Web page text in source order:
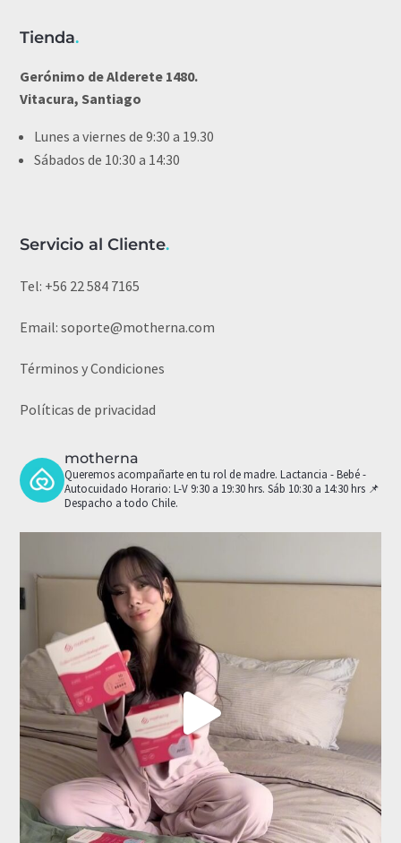
Tienda.
Gerónimo de Alderete 1480.
Vitacura, Santiago
Lunes a viernes de 9:30 a 19.30
Sábados de 10:30 a 14:30
Servicio al Cliente.
Tel: +56 22 584 7165
Email:soporte@motherna.com
Términos y Condiciones
Políticas de privacidad
motherna
Queremos acompañarte en tu rol de madre. Lactancia - Bebé -
Autocuidado Horario: L-V 9:30 a 19:30 hrs. Sáb 10:30 a 14:30 hrs 📌
Despacho a todo Chile.